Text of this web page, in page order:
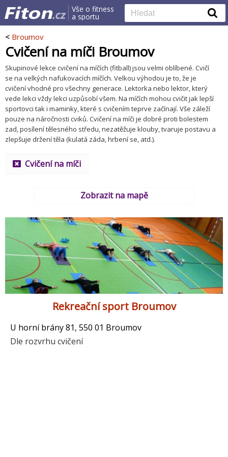
Vše o fitness
a sportu
< Broumov
Cvičení na míči Broumov
Skupinové lekce cvičení na míčích (fitball) jsou velmi oblíbené. Cvičí
se na velkých nafukovacích míčích. Velkou výhodou je to, že je
cvičení vhodné pro všechny generace. Lektorka nebo lektor, který
vede lekci vždy lekci uzpůsobí všem. Na míčích mohou cvičit jak lepší
sportovci tak i maminky, které s cvičením teprve začínají. Vše záleží
pouze na náročnosti cviků. Cvičení na míči je dobré proti bolestem
zad, posílení tělesného středu, nezatěžuje klouby, tvaruje postavu a
zlepšuje držení těla (kulatá záda, hrbení se, atd.).
Cvičení na míči
Zobrazit na mapě
Rekreační sport Broumov
U horní brány 81, 550 01 Broumov
Dle rozvrhu cvičení